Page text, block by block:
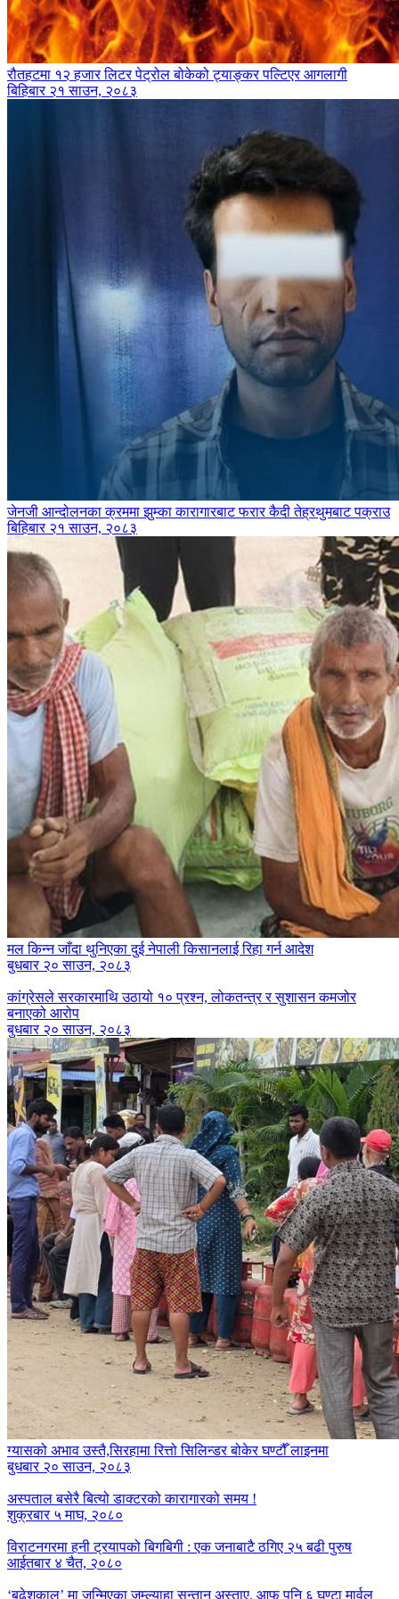
रौतहटमा १२ हजार लिटर पेट्रोल बोकेको ट्याङ्कर पल्टिएर आगलागी
बिहिबार २१ साउन, २०८३
जेनजी आन्दोलनका क्रममा झुम्का कारागारबाट फरार कैदी तेह्रथुमबाट पक्राउ
बिहिबार २१ साउन, २०८३
मल किन्न जाँदा थुनिएका दुई नेपाली किसानलाई रिहा गर्न आदेश
बुधबार २० साउन, २०८३
कांग्रेसले सरकारमाथि उठायो १० प्रश्न, लोकतन्त्र र सुशासन कमजोर
बनाएको आरोप
बुधबार २० साउन, २०८३
ग्यासको अभाव उस्तै,सिरहामा रित्तो सिलिन्डर बोकेर घण्टौँ लाइनमा
बुधबार २० साउन, २०८३
अस्पताल बसेरै बित्यो डाक्टरको कारागारको समय !
शुक्रबार ५ माघ, २०८०
विराटनगरमा हनी ट्रयापको बिगबिगी : एक जनाबाटै ठगिए २५ बढी पुरुष
आईतबार ४ चैत, २०८०
‘बुढेशकाल’ मा जन्मिएका जुम्ल्याहा सन्तान अस्ताए, आफू पनि ६ घण्टा मार्वल